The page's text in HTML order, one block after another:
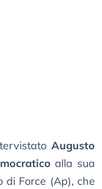
Augusto
alla sua
di Force (Ap), che